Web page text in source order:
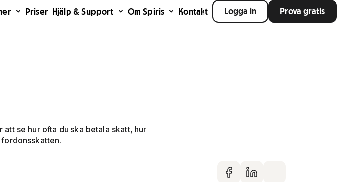
Priser Hjälp & Support Om Spiris Kontakt Logga in Prova gratis
se hur ofta du ska betala skatt, hur